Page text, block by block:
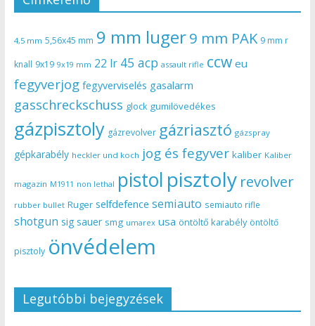
4,5 mm 5,56x45 mm 9 mm luger9 mm PAK 9 mm r
knall 9x19 9x19 mm 22 lr 45 acp assault rifle ccw eu
fegyverjog fegyverviselés gasalarm
gasschreckschuss glock gumilövedékes
gázpisztoly gázrevolver gázriasztó gázspray
gépkarabély heckler und koch jog és fegyver kaliber Kaliber
magazin M1911 non lethal pistol pisztoly revolver
rubber bullet Ruger selfdefence semiauto semiauto rifle
shotgun sig sauer smg umarex usa öntöltő karabély öntöltő
pisztoly önvédelem
Legutóbbi bejegyzések